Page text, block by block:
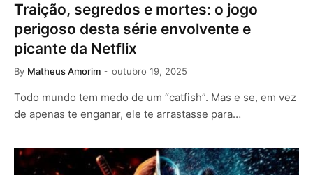
Traição, segredos e mortes: o jogo
perigoso desta série envolvente e
picante da Netflix
By Matheus Amorim outubro 19, 2025
Todo mundo tem medo de um “catfish”. Mas e se, em vez
de apenas te enganar, ele te arrastasse para…